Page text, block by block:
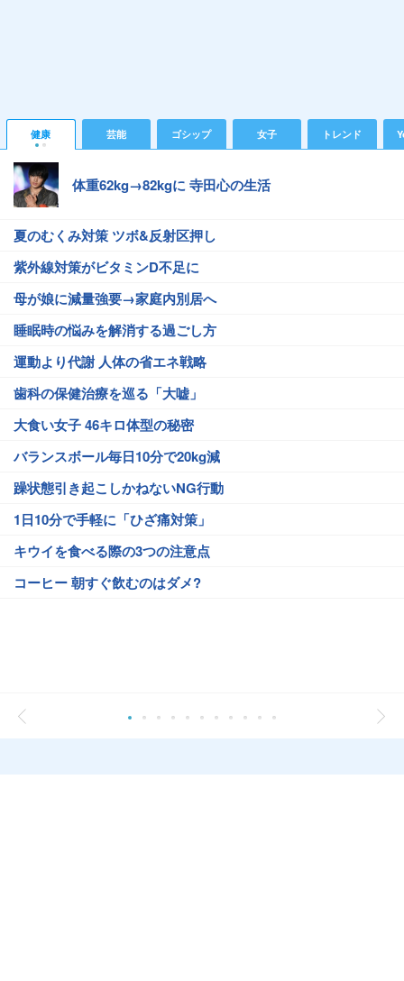
健康 芸能 ゴシップ 女子 トレンド
体重62kg→82kgに 寺田心の生活
夏のむくみ対策 ツボ&反射区押し
紫外線対策がビタミンD不足に
母が娘に減量強要→家庭内別居へ
睡眠時の悩みを解消する過ごし方
運動より代謝 人体の省エネ戦略
歯科の保健治療を巡る「大嘘」
大食い女子 46キロ体型の秘密
バランスボール毎日10分で20kg減
躁状態引き起こしかねないNG行動
1日10分で手軽に「ひざ痛対策」
キウイを食べる際の3つの注意点
コーヒー 朝すぐ飲むのはダメ?